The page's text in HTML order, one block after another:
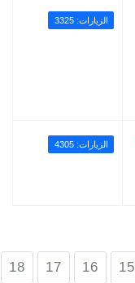
الزيارات: 3325
الزيارات: 4305
15
16
17
18